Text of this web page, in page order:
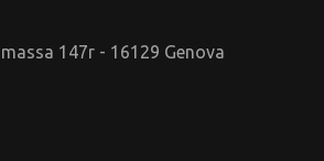
147r - 16129 Genova